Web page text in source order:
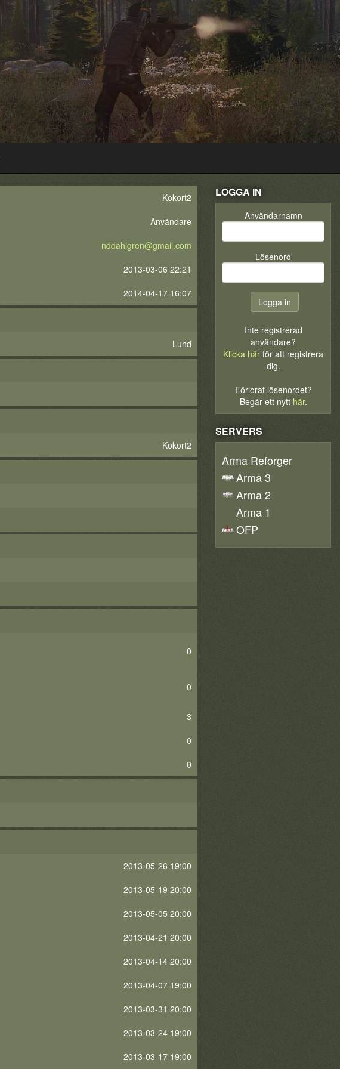
Kokort2
Användare
nddahlgren@gmail.com
2013-03-06 22:21
2014-04-17 16:07
Lund
Kokort2
0
0
3
0
0
2013-05-26 19:00
2013-05-19 20:00
2013-05-05 20:00
2013-04-21 20:00
2013-04-14 20:00
2013-04-07 19:00
2013-03-31 20:00
2013-03-24 19:00
2013-03-17 19:00
LOGGA IN
Användarnamn
Lösenord
Inte registrerad
användare?
Klicka här för att registrera
dig.
Förlorat lösenordet?
Begär ett nytt här.
SERVERS
Arma Reforger
Arma 3
Arma 2
Arma 1
OFP